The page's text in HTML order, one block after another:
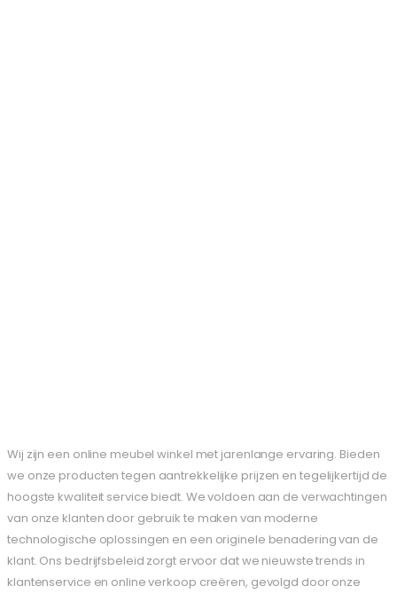
Wij zijn een online meubel winkel met jarenlange ervaring. Bieden
we onze producten tegen aantrekkelijke prijzen en tegelijkertijd de
hoogste kwaliteit service biedt. We voldoen aan de verwachtingen
van onze klanten door gebruik te maken van moderne
technologische oplossingen en een originele benadering van de
klant. Ons bedrijfsbeleid zorgt ervoor dat we nieuwste trends in
klantenservice en online verkoop creëren, gevolgd door onze